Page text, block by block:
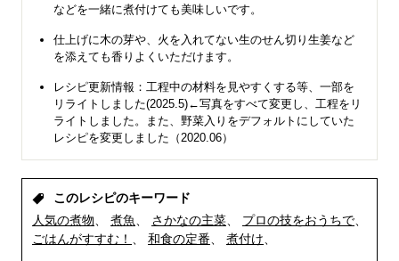
などを一緒に煮付けても美味しいです。
仕上げに木の芽や、火を入れてない生のせん切り生姜など
を添えても香りよくいただけます。
レシピ更新情報：工程中の材料を見やすくする等、一部を
リライトしました(2025.5)←写真をすべて変更し、工程をリ
ライトしました。また、野菜入りをデフォルトにしていた
レシピを変更しました（2020.06）
このレシピのキーワード
人気の煮物
煮魚 さかなの主菜
プロの技をおうちで
ごはんがすすむ！
和食の定番 煮付け